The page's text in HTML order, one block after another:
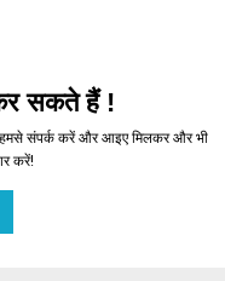
सकते हैं !
हमसे संपर्क करें और आइए मिलकर और भी
करें!